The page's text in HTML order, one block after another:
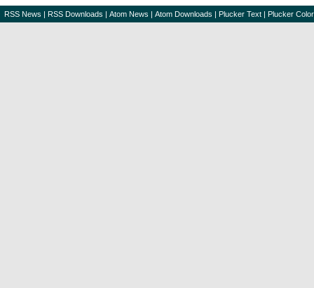
RSS News | RSS Downloads | Atom News | Atom Downloads | Plucker Text | Plucker Color